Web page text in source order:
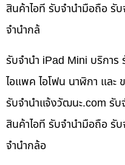
สินค้าไอที รับจำนำมือถือ รั
จำนำกล้
รับจำนำ iPad Mini บริการ
ไอแพค ไอโฟน นาฬิกา และ
รับจํานําแจ้งวัฒนะ.com รับ
สินค้าไอที รับจำนำมือถือ รั
จำนำกล้อ